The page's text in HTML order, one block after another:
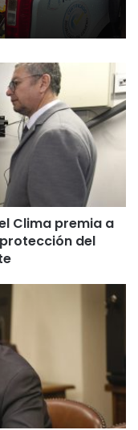
Clima premia a
del